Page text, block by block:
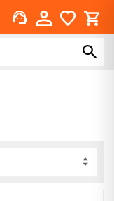
support_agent